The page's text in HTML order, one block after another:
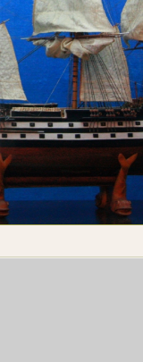
Маковский В.Е.